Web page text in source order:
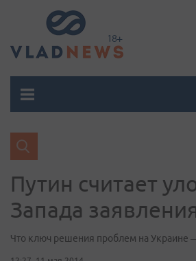
Путин считает
Запада
Что ключ решения проблем на Украине